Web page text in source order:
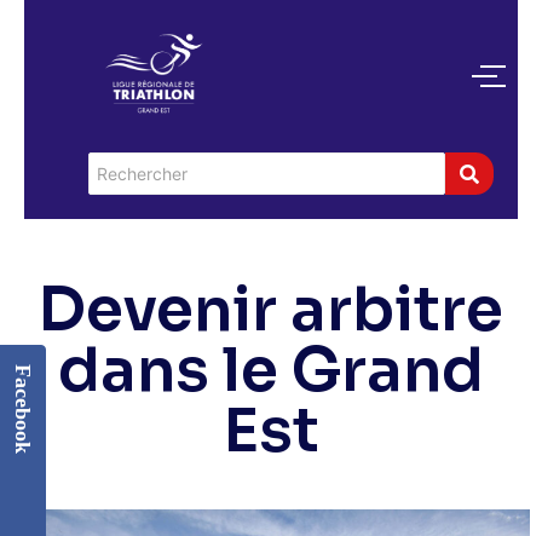
Devenir arbitre
dans le Grand
Est
Facebook